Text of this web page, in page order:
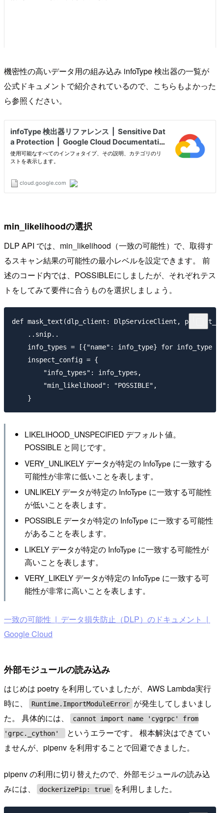
機密性の高いデータ用の組み込み infoType 検出器の一覧が
公式ドキュメントで紹介されているので、こちらもよかった
ら参照ください。
min_likelihoodの選択
DLP API では、min_likelihood（一致の可能性）で、取得す
るスキャン結果の可能性の最小レベルを設定できます。 前
述のコード内では、POSSIBLEにしましたが、それぞれテス
トをしてみて要件に合うものを選択しましょう。
def mask_text(dlp_client: DlpServiceClient,
    ..snip..
info_types = [{"name": info_type} for info_type
    inspect_config = {
        "info_types": info_types,
        "min_likelihood": "POSSIBLE",
LIKELIHOOD_UNSPECIFIED デフォルト値。
POSSIBLE と同じです。
VERY_UNLIKELY データが特定の InfoType に一致する
可能性が非常に低いことを表します。
UNLIKELY データが特定の InfoType に一致する可能性
が低いことを表します。
POSSIBLE データが特定の InfoType に一致する可能性
があることを表します。
LIKELY データが特定の InfoType に一致する可能性が
高いことを表します。
VERY_LIKELY データが特定の InfoType に一致する可
能性が非常に高いことを表します。
一致の可能性 | データ損失防止（DLP）のドキュメント |
Google Cloud
外部モジュールの読み込み
はじめは poetry を利用していましたが、AWS Lambda実行
時に、
Runtime.ImportModuleError が発生してしまいまし
た。 具体的には、
cannot import name 'cygrpc' from
'grpc._cython'
というエラーです。 根本解決はできてい
ませんが、pipenv を利用することで回避できました。
pipenv の利用に切り替えたので、外部モジュールの読み込
みには、
dockerizePip: true を利用しました。